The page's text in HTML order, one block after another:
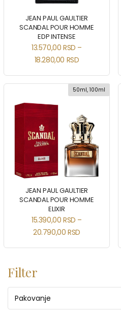
JEAN PAUL GAULTIER
SCANDAL POUR HOMME
EDP INTENSE
13.570,00 RSD –
18.280,00 RSD
50ml, 100ml
JEAN PAUL GAULTIER
SCANDAL POUR HOMME
ELIXIR
15.390,00 RSD –
20.790,00RSD
Filter
Pakovanje